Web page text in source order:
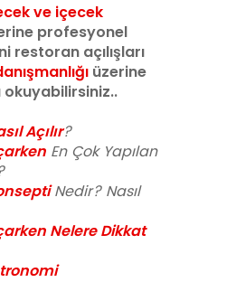
ve içecek
profesyonel
restoran açılışları
üzerine
okuyabilirsiniz..
Açılır?
En Çok Yapılan
Nedir? Nasıl
Nelere Dikkat